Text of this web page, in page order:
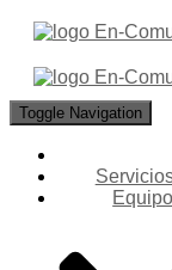
Toggle Navigation
Equipo